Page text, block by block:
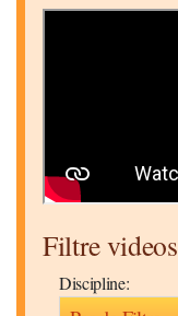
Filtre videos
Discipline: